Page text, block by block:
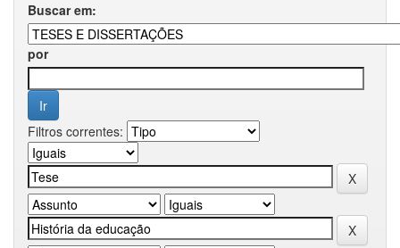
Buscar em:
por
Filtros correntes: